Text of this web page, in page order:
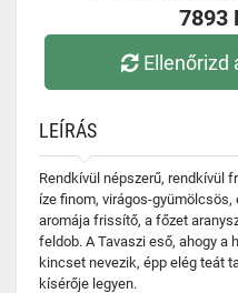
7893
Ellenőrizd
LEÍRÁS
Rendkívül népszerű, rendkívül
íze finom, virágos-
aromája frissítő, a főzet
feldob. A Tavaszi eső, ahogy a
kincset nevezik, épp elég teát
kísérője legyen.